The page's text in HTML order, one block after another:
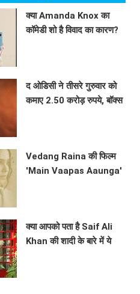
क्या Amanda Knox का
कॉमेडी शो है विवाद का कारण?
द ओडिसी ने तीसरे गुरुवार को
कमाए 2.50 करोड़ रुपये, बॉक्स
Vedang Raina की फिल्म
'Main Vaapas Aaunga'
क्या आपको पता है Saif Ali
Khan की शादी के बारे में ये